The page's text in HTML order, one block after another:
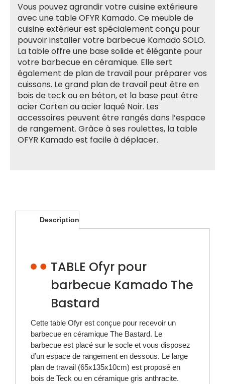
Vous pouvez agrandir votre cuisine extérieure
avec une table OFYR Kamado. Ce meuble de
cuisine extérieur est spécialement conçu pour
pouvoir installer votre barbecue Kamado SOLO.
La table offre une base solide et élégante pour
votre barbecue en céramique. Elle sert
également de plan de travail pour préparer vos
cuissons. Le grand plan de travail peut être en
bois de teck ou en béton, et la base peut être
acier Corten ou acier laqué Noir. Les
accessoires peuvent être rangés dans l’espace
de rangement. Grâce à ses roulettes, la table
OFYR Kamado est facile à déplacer.
Description
TABLE Ofyr pour
barbecue Kamado The
Bastard
Cette table Ofyr est conçue pour recevoir un
barbecue en céramique The Bastard. Le
barbecue est placé sur le socle et vous disposez
d’un espace de rangement en dessous. Le large
plan de travail (65x135x10cm) est proposé en
bois de Teck ou en céramique gris anthracite.